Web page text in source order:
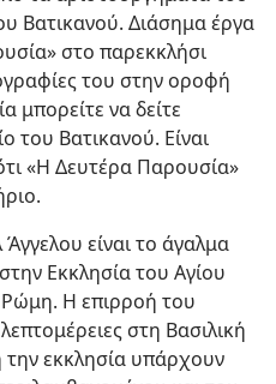
Βατικανού. Διάσημα έργα
στο παρεκκλήσι
του στην οροφή
μπορείτε να δείτε
του Βατικανού. Είναι
«Η Δευτέρα Παρουσία»
είναι το άγαλμα
Εκκλησία του Αγίου
Η επιρροή του
στη Βασιλική
εκκλησία υπάρχουν